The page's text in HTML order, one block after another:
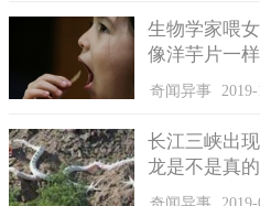
熟悉你这位主人，它有设置AI人
动，它很快就会听从你的指令，
生物学家喂
像洋芋片一
奇闻异事
长江三峡出
龙是不是真的